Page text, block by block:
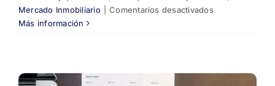
Mercado Inmobiliario
Comentarios desactivadosen
marcaron
Más información